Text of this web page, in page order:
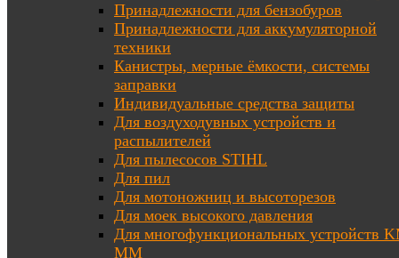
Принадлежности для бензобуров
Принадлежности для аккумуляторной
техники
Канистры, мерные ёмкости, системы
заправки
Индивидуальные средства защиты
Для воздуходувных устройств и
распылителей
Для пылесосов STIHL
Для пил
Для мотоножниц и высоторезов
Для моек высокого давления
Для многофункциональных устройств
MM